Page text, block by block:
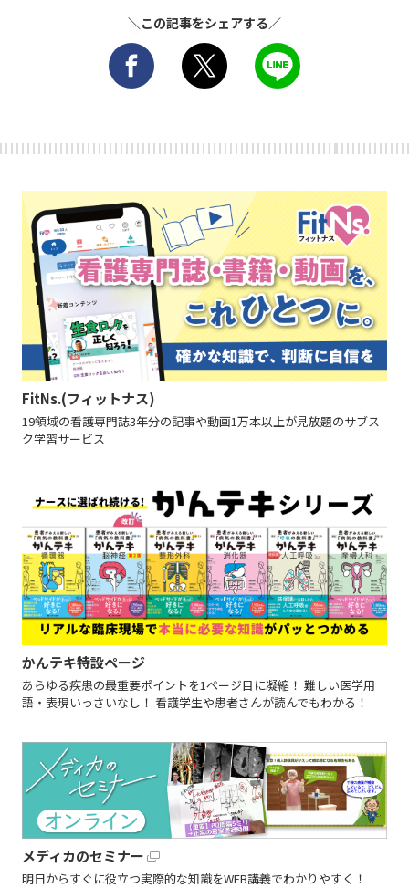
＼この記事をシェアする／
FitNs.(フィットナス)
19領域の看護専門誌3年分の記事や動画1万本以上が見放題のサブス
ク学習サービス
かんテキ特設ページ
あらゆる疾患の最重要ポイントを1ページ目に凝縮！ 難しい医学用
語・表現いっさいなし！ 看護学生や患者さんが読んでもわかる！
メディカのセミナー
明日からすぐに役立つ実際的な知識をWEB講義でわかりやすく！